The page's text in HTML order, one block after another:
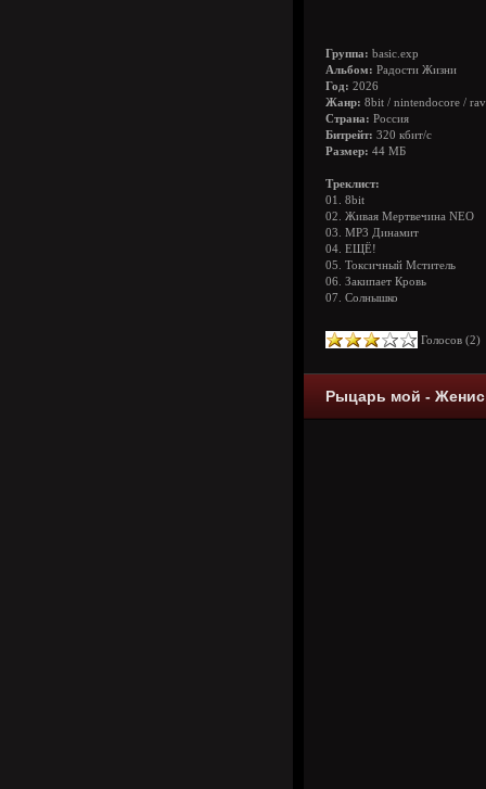
Группа: basic.exp
Альбом: Радости Жизни
Год: 2026
Жанр: 8bit / nintendocore /
Страна: Россия
Битрейт: 320 кбит/с
Размер: 44 МБ
Треклист:
01. 8bit
02. Живая Мертвечина NEO
03. MP3 Динамит
04. ЕЩЁ!
05. Токсичный Мститель
06. Закипает Кровь
07. Солнышко
Голосов (2
Рыцарь мой -